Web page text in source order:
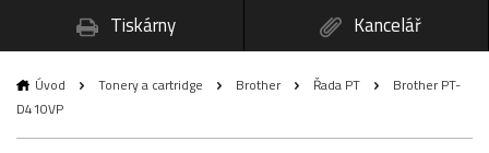
Tiskárny
Kancelář
Úvod Tonery a cartridge Brother Řada PT
Brother PT-
D410VP